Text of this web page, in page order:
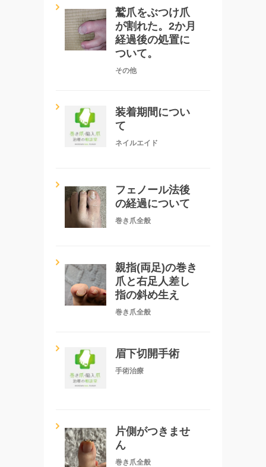
鷲爪をぶつけ爪
が割れた。2か月
経過後の処置に
ついて。
その他
装着期間につい
て
ネイルエイド
フェノール法後
の経過について
巻き爪全般
親指(両足)の巻き
爪と右足人差し
指の斜め生え
巻き爪全般
眉下切開手術
手術治療
片側がつきませ
ん
巻き爪全般